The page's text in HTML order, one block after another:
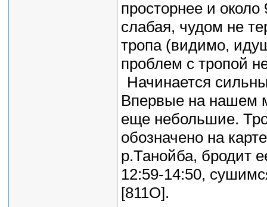
просторнее и
слабая, чудом не
тропа (видимо,
проблем с тропой
Начинается
Впервые на нашем
еще небольшие.
обозначено на
р.Танойба, бродит
12:59-14:50,
[811O].